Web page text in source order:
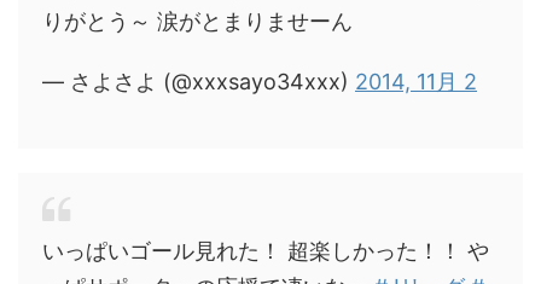
りがとう～ 涙がとまりませーん
— さよさよ (@xxxsayo34xxx) 2014, 11月 2
いっぱいゴール見れた！ 超楽しかった！！ や